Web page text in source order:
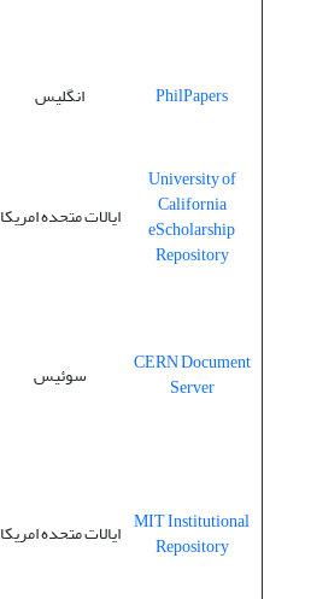
PhilPapers انگلیس
University of
California
eScholarship
Repository
ایالات متحده امریکا
CERN Document
Server سوئیس
MIT Institutional
Repository ایالات متحده امریکا